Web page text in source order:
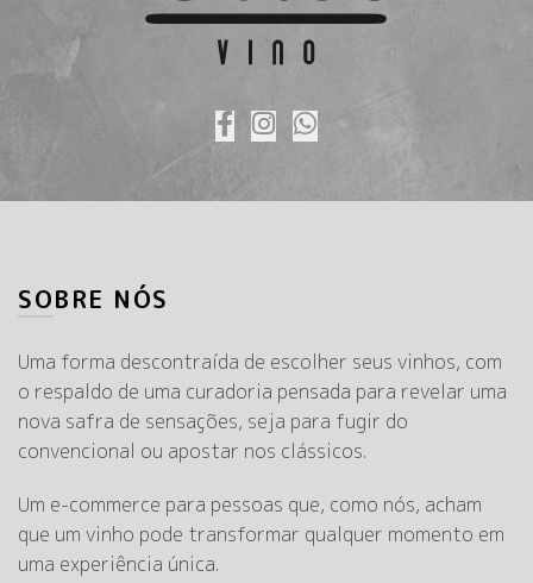
SOBRE NÓS
Uma forma descontraída de escolher seus vinhos, com
o respaldo de uma curadoria pensada para revelar uma
nova safra de sensações, seja para fugir do
convencional ou apostar nos clássicos.
Um e-commerce para pessoas que, como nós, acham
que um vinho pode transformar qualquer momento em
uma experiência única.